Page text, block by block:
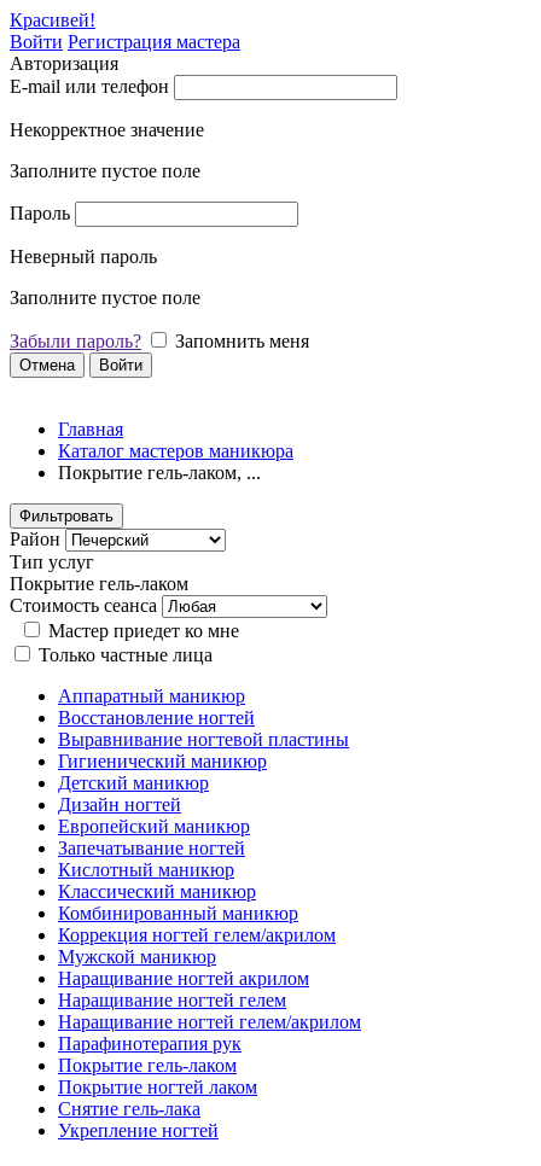
Красивей!
Войти Регистрация мастера
Авторизация
E-mail или телефон
Некорректное значение
Заполните пустое поле
Пароль
Неверный пароль
Заполните пустое поле
Забыли пароль? Запомнить меня
Отмена Войти
Главная
Каталог мастеров маникюра
Покрытие гель-лаком, ...
Фильтровать
Район
Тип услуг
Покрытие гель-лаком
Стоимость сеанса
Мастер приедет ко мне
Только частные лица
Аппаратный маникюр
Восстановление ногтей
Выравнивание ногтевой пластины
Гигиенический маникюр
Детский маникюр
Дизайн ногтей
Европейский маникюр
Запечатывание ногтей
Кислотный маникюр
Классический маникюр
Комбинированный маникюр
Коррекция ногтей гелем/акрилом
Мужской маникюр
Наращивание ногтей акрилом
Наращивание ногтей гелем
Наращивание ногтей гелем/акрилом
Парафинотерапия рук
Покрытие гель-лаком
Покрытие ногтей лаком
Снятие гель-лака
Укрепление ногтей